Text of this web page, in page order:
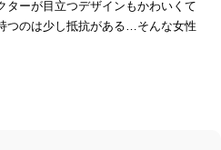
ターが目立つデザインもかわいくて
つのは少し抵抗がある…そんな女性